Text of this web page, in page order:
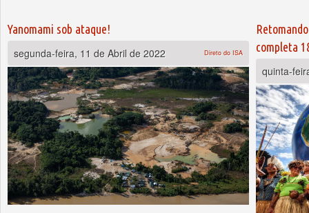
Yanomami sob ataque!
segunda-feira, 11 de Abril de 2022
Direto do ISA
completa
quinta-